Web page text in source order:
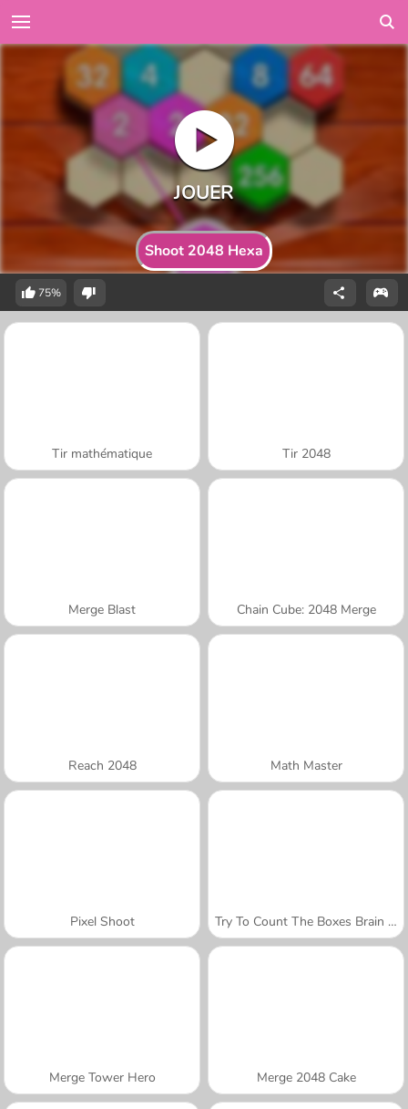
Shoot 2048 Hexa
75%
Tir mathématique Tir 2048
Merge Blast Chain Cube: 2048 Merge
Reach 2048 Math Master
Pixel Shoot Try To Count The Boxes Brain Training
Merge Tower Hero Merge 2048 Cake